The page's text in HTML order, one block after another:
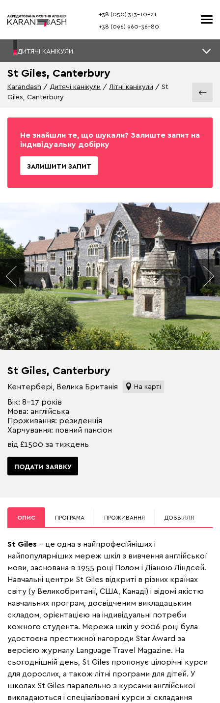
+38 (050) 313–10-21
+38 (096) 960–36-80
ДИТЯЧІ КАНІКУЛИ
St Giles, Canterbury
Karandash Дитячі канікули Літні канікули
St
Giles, Canterbury
Не знайшли те, що шукали? Залиште запит на
індивідуальну добірку
ЗАЛИШИТИ ЗАПИТ
St Giles, Canterbury
Кентербері, Велика Британія На карті
Вік: 8-17 років
Мова: англійська
Проживання: резиденція
Харчування: повний пансіон
від £1500 за тиждень
ПОДАТИ ЗАЯВКУ
ОПИС ПРОГРАМА ПРОЖИВАННЯ ДОЗВІЛЛЯ
St Giles – це одна з найпрофесійніших і
найпопулярніших мереж шкіл з вивчення англійської
мови, заснована в 1955 році Полом і Діаною Ліндсей.
Навчальні центри St Giles відкриті в різних країнах
світу (у Великобританії, США, Канаді) і відомі якістю
навчальних програм, досвідченим викладацьким
складом, орієнтацією на індивідуальні потреби
кожного студента. Мережа шкіл у 2006 році була
удостоєна престижної нагороди Star Award за
версією журналу Language Travel Magazine. На
сьогоднішній день, St Giles пропонує цілорічні курси
для дорослих, а також літні програми для дітей. У
школах St Giles паралельно з курсами англійської
викладаються і спеціалізовані курси зі складання